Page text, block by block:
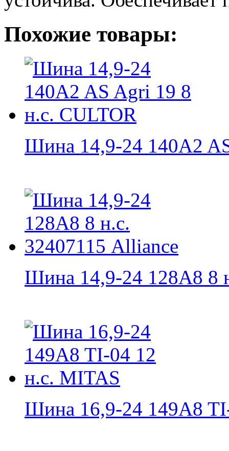
Похожие товары:
Шина 14,9-24 140A2
Шина 14,9-24 128A8 8
Шина 16,9-24 149A8